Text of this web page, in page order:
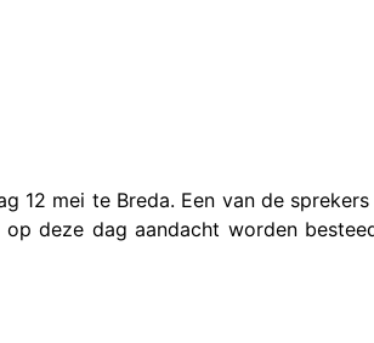
12 mei te Breda. Een van de sprekers
deze dag aandacht worden